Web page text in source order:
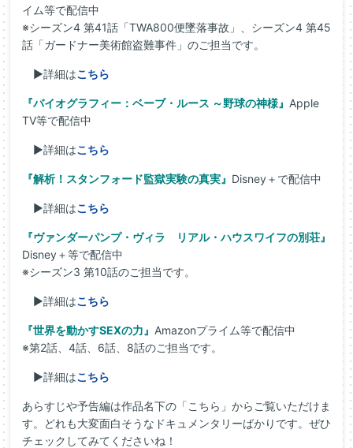
イム等で配信中
※シーズン4 第41話「TWA800便墜落事故」、シーズン4 第45
話「ガードナー美術館盗難事件」のご担当です。
▶詳細はこちら
『バイオグラフィー：ベーブ・ルース ～野球の神様』 Apple
TV等で配信中
▶詳細はこちら
『解析！スタンフォード監獄実験の真実』 Disney＋で配信中
▶詳細はこちら
『ヴァンダーパンプ・ヴィラ リアル・ハウスワイフの別荘』
Disney＋等で配信中
※シーズン3 第10話のご担当です。
▶詳細はこちら
『世界を動かすSEXの力』 Amazonプライム等で配信中
※第2話、4話、6話、8話のご担当です。
▶詳細はこちら
あらすじや予告編は作品名下の「こちら」からご覧いただけま
す。どれも大変面白そうなドキュメンタリーばかりです。ぜひ
チェックしてみてくださいね！